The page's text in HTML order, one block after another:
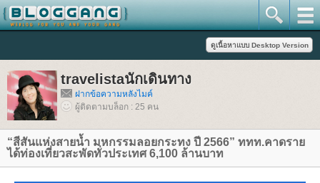
travelistaนักเดินทาง
ฝากข้อความหลังไมค์
ผู้ติดตามบล็อก : 25 คน
“สีสันแห่งสายน้ำ มหกรรมลอยกระทง ปี 2566” ททท.คาดรา
ได้ท่องเที่ยวสะพัดทั่วประเทศ 6,100 ล้านบาท